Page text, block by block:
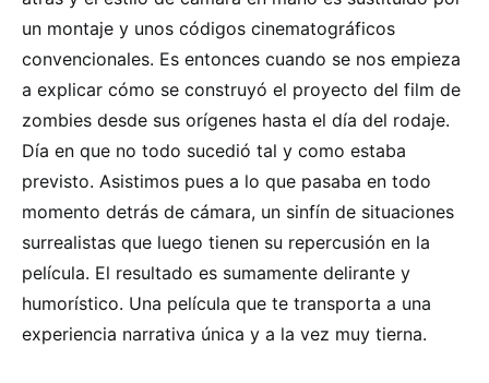
un montaje y unos códigos cinematográficos
convencionales. Es entonces cuando se nos empieza
a explicar cómo se construyó el proyecto del film de
zombies desde sus orígenes hasta el día del rodaje.
Día en que no todo sucedió tal y como estaba
previsto. Asistimos pues a lo que pasaba en todo
momento detrás de cámara, un sinfín de situaciones
surrealistas que luego tienen su repercusión en la
película. El resultado es sumamente delirante y
humorístico. Una película que te transporta a una
experiencia narrativa única y a la vez muy tierna.